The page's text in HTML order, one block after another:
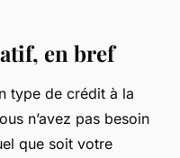
en bref
type de crédit à la
n’avez pas besoin
que soit votre